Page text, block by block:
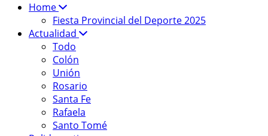
Home
Fiesta Provincial del Deporte 2025
Actualidad
Todo
Colón
Unión
Rosario
Santa Fe
Rafaela
Santo Tomé